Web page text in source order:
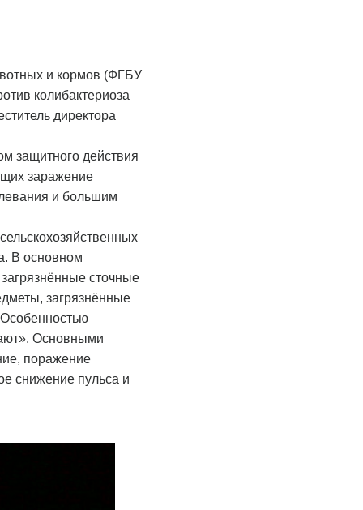
и кормов (ФГБУ
колибактериоза
директора
защитного действия
заражение
и большим
В основном
сточные
загрязнённые
Основными
поражение
снижение пульса и